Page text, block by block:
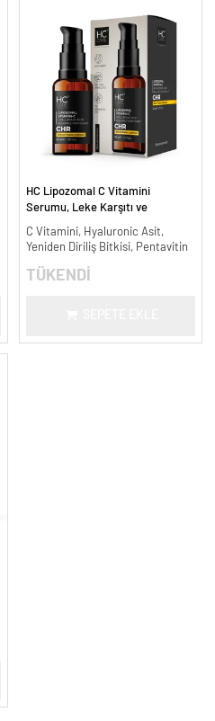
HC Lipozomal C Vitamini
Serumu, Leke Karşıtı ve
C Vitamini, Hyaluronic Asit,
Yeniden Diriliş Bitkisi, Pentavitin
TÜKENDİ